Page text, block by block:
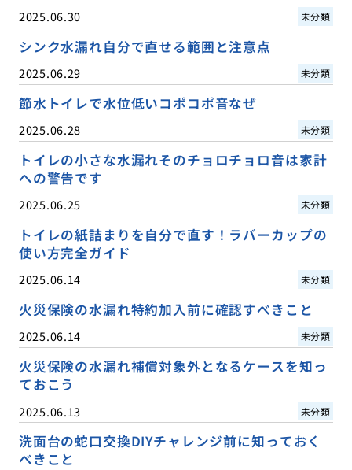
2025.06.30 未分類
シンク水漏れ自分で直せる範囲と注意点
2025.06.29 未分類
節水トイレで水位低いコポコポ音なぜ
2025.06.28 未分類
トイレの小さな水漏れそのチョロチョロ音は家計
への警告です
2025.06.25 未分類
トイレの紙詰まりを自分で直す！ラバーカップの
使い方完全ガイド
2025.06.14 未分類
火災保険の水漏れ特約加入前に確認すべきこと
2025.06.14 未分類
火災保険の水漏れ補償対象外となるケースを知っ
ておこう
2025.06.13 未分類
洗面台の蛇口交換DIYチャレンジ前に知っておく
べきこと